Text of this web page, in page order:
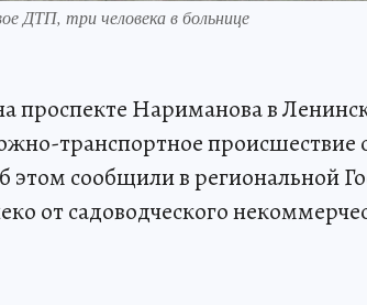
ДТП, три человека в больнице
проспекте Нариманова в
транспортное происшествие
этом сообщили в региональной
от садоводческого